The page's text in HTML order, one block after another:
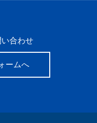
合わせ
ームへ